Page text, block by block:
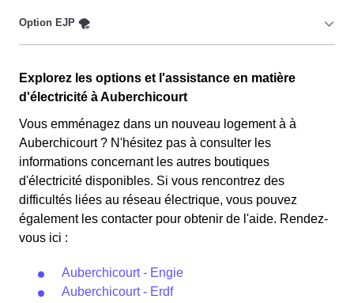
pour les consommateurs Auberchicourtois couverts par
chers, permettant ainsi de réduire sa facture d'électricité
en faisant attention à sa consommation en à
fournisseurs d'électricité en France et est accessible aux
Auberchicourtois éligibles. 💡🏠
uniquement les clients Auberchicourtois qui l'avaient
choisie avant 1998. Elle implique deux tarifs : pendant
22 jours, le prix de l'électricité est multiplié par quatre,
tandis que les autres jours de l'année, le prix est réduit
de 20% par rapport au tarif normal en à Auberchicourt. ⚡
💸
Explorez les options et l'assistance en matière
d'électricité à Auberchicourt
Vous emménagez dans un nouveau logement à à
Auberchicourt ? N'hésitez pas à consulter les
informations concernant les autres boutiques
d'électricité disponibles. Si vous rencontrez des
difficultés liées au réseau électrique, vous pouvez
également les contacter pour obtenir de l'aide. Rendez-
vous ici :
Auberchicourt - Engie
Auberchicourt - Erdf